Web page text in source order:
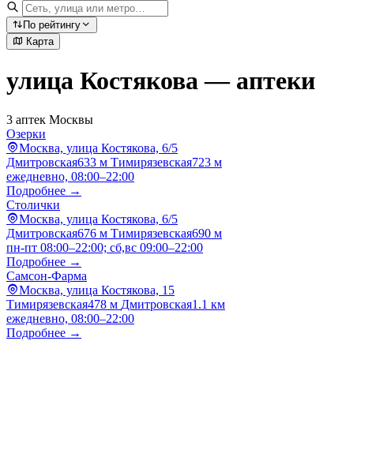
По рейтингу
Карта
улица Костякова — аптеки
3 аптек Москвы
Озерки
Москва, улица Костякова, 6/5
Дмитровская633 м Тимирязевская723 м
ежедневно, 08:00–22:00
Подробнее →
Столички
Москва, улица Костякова, 6/5
Дмитровская676 м Тимирязевская690 м
пн-пт 08:00–22:00; сб,вс 09:00–22:00
Подробнее →
Самсон-Фарма
Москва, улица Костякова, 15
Тимирязевская478 м Дмитровская1.1 км
ежедневно, 08:00–22:00
Подробнее →